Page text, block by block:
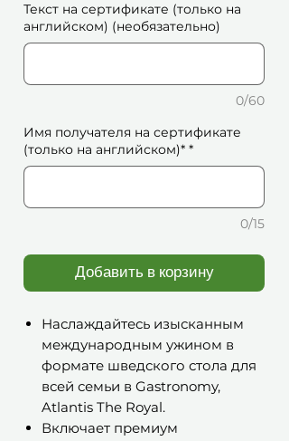
Текст на сертификате (только на
английском) (необязательно)
0/60
Имя получателя на сертификате
(только на английском)* *
0/15
Добавить в корзину
Наслаждайтесь изысканным
международным ужином в
формате шведского стола для
всей семьи в Gastronomy,
Atlantis The Royal.
Включает премиум